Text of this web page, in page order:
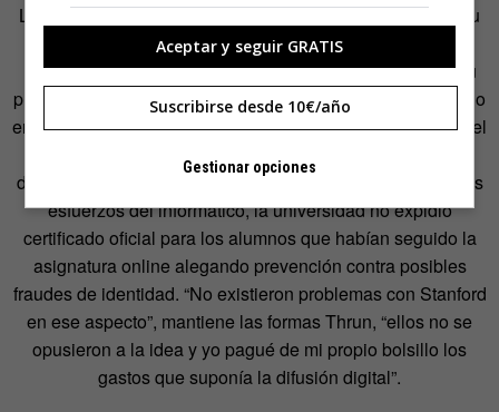
La universidad dio su visto bueno al proyecto y permitió su
difusión ya que, al no pertenecer Thrun a la plantilla
universitaria desde el mes de abril de 2011 (abandonó su
puesto para poder dedicarse a tiempo completo a su trabajo
en Google, aunque continuó impartiendo algunas clases), el
curso no era propiedad de la institución, sino de los
docentes que lo ofrecían. En contrapartida, y a pesar de los
esfuerzos del informático, la universidad no expidió
certificado oficial para los alumnos que habían seguido la
asignatura online alegando prevención contra posibles
fraudes de identidad. “No existieron problemas con Stanford
en ese aspecto”, mantiene las formas Thrun, “ellos no se
opusieron a la idea y yo pagué de mi propio bolsillo los
gastos que suponía la difusión digital”.
Aceptar y seguir GRATIS
Suscribirse desde 10€/año
Gestionar opciones